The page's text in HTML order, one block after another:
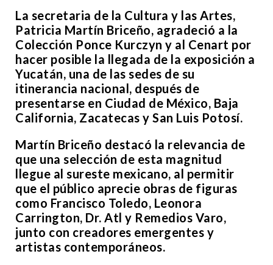
La secretaria de la Cultura y las Artes,
Patricia Martín Briceño, agradeció a la
Colección Ponce Kurczyn y al Cenart por
hacer posible la llegada de la exposición a
Yucatán, una de las sedes de su
itinerancia nacional, después de
presentarse en Ciudad de México, Baja
California, Zacatecas y San Luis Potosí.
Martín Briceño destacó la relevancia de
que una selección de esta magnitud
llegue al sureste mexicano, al permitir
que el público aprecie obras de figuras
como Francisco Toledo, Leonora
Carrington, Dr. Atl y Remedios Varo,
junto con creadores emergentes y
artistas contemporáneos.